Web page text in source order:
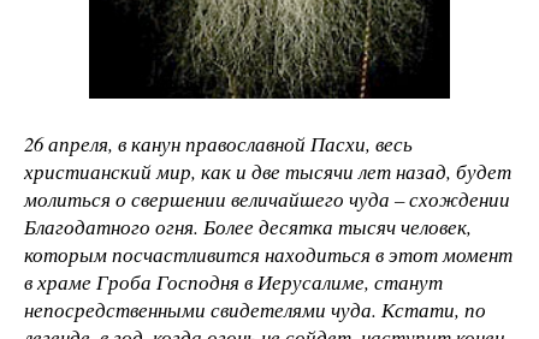
26 апреля, в канун православной Пасхи, весь
христианский мир, как и две тысячи лет назад, будет
молиться о свершении величайшего чуда – схождении
Благодатного огня. Более десятка тысяч человек,
которым посчастливится находиться в этот момент
в храме Гроба Господня в Иерусалиме, станут
непосредственными свидетелями чуда. Кстати, по